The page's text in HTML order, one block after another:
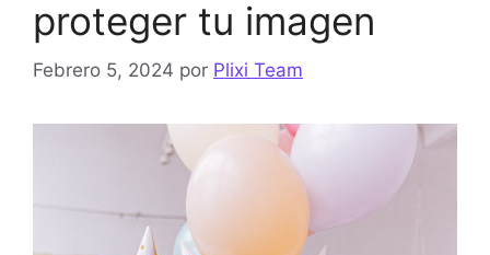
proteger tu imagen
Febrero 5, 2024 por Plixi Team